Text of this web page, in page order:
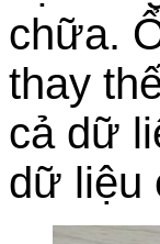
chữa.
thay
cả dữ
dữ liệu